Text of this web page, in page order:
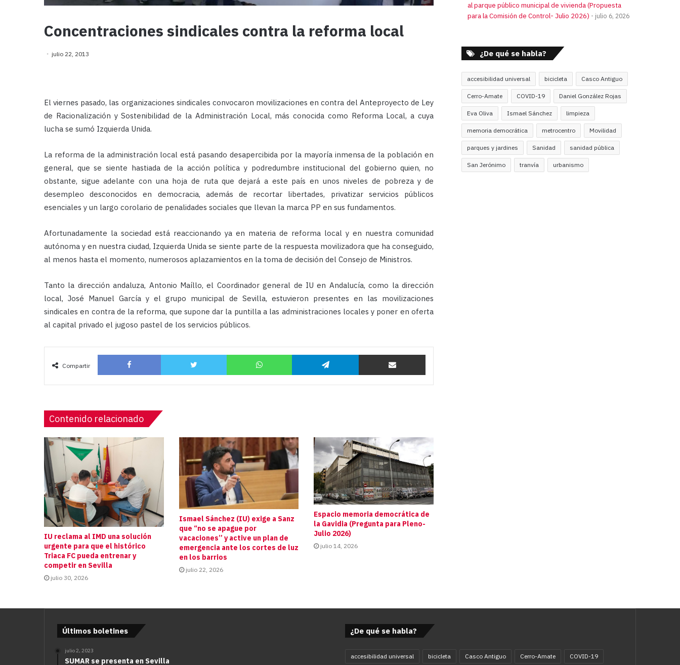
Concentraciones sindicales contra la reforma local
julio 22, 2013
El viernes pasado, las organizaciones sindicales convocaron movilizaciones en contra del Anteproyecto de Ley
de Racionalización y Sostenibilidad de la Administración Local, más conocida como Reforma Local, a cuya
lucha se sumó Izquierda Unida.
La reforma de la administración local está pasando desapercibida por la mayoría inmensa de la población en
general, que se siente hastiada de la acción política y podredumbre institucional del gobierno quien, no
obstante, sigue adelante con una hoja de ruta que dejará a este país en unos niveles de pobreza y de
desempleo desconocidos en democracia, además de recortar libertades, privatizar servicios públicos
esenciales y un largo corolario de penalidades sociales que llevan la marca PP en sus fundamentos.
Afortunadamente la sociedad está reaccionando ya en materia de reforma local y en nuestra comunidad
autónoma y en nuestra ciudad, Izquierda Unida se siente parte de la respuesta movilizadora que ha conseguido,
al menos hasta el momento, numerosos aplazamientos en la toma de decisión del Consejo de Ministros.
Tanto la dirección andaluza, Antonio Maíllo, el Coordinador general de IU en Andalucía, como la dirección
local, José Manuel García y el grupo municipal de Sevilla, estuvieron presentes en las movilizaciones
sindicales en contra de la reforma, que supone dar la puntilla a las administraciones locales y poner en oferta
al capital privado el jugoso pastel de los servicios públicos.
Compartir
Facebook Twitter WhatsApp Telegram Compartir por correo
Contenido relacionado
IU reclama al IMD una solución
urgente para que el histórico
Triaca FC pueda entrenar y
competir en Sevilla
julio 30, 2026
Ismael Sánchez (IU) exige a Sanz
que “no se apague por
vacaciones” y active un plan de
emergencia ante los cortes de luz
en los barrios
julio 22, 2026
Espacio memoria democrática de
la Gavidia (Pregunta para Pleno-
Julio 2026)
julio 14, 2026
al parque público municipal de vivienda (Propuesta
para la Comisión de Control- Julio 2026)
julio 6, 2026
¿De qué se habla?
accesibilidad universal bicicleta Casco Antiguo
Cerro-Amate COVID-19 Daniel González Rojas
Eva Oliva Ismael Sánchez limpieza
memoria democrática metrocentro Movilidad
parques y jardines Sanidad sanidad pública
San Jerónimo tranvía urbanismo
Últimos boletines
julio 2, 2023
SUMAR se presenta en Sevilla
¿De qué se habla?
accesibilidad universal bicicleta Casco Antiguo Cerro-Amate COVID-19